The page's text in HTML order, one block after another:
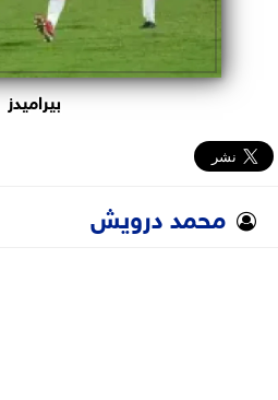
بيراميدز
محمد درويش